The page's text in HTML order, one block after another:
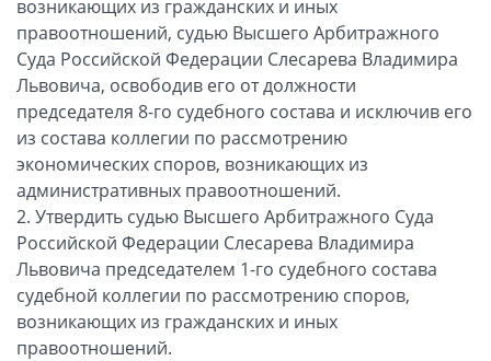
возникающих из гражданских и иных
правоотношений, судью Высшего Арбитражного
Суда Российской Федерации Слесарева Владимира
Львовича, освободив его от должности
председателя 8-го судебного состава и исключив его
из состава коллегии по рассмотрению
экономических споров, возникающих из
административных правоотношений.
2. Утвердить судью Высшего Арбитражного Суда
Российской Федерации Слесарева Владимира
Львовича председателем 1-го судебного состава
судебной коллегии по рассмотрению споров,
возникающих из гражданских и иных
правоотношений.